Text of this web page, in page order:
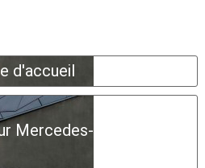
d'accueil
Mercedes-Benz Classe A